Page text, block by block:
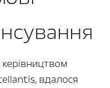
вдалося